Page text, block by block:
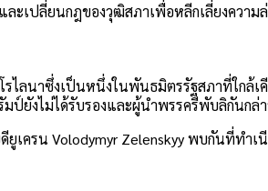
เปลี่ยนกฎของวุฒิสภาเพื่อหลีกเลี่ยงควา
ไลนาซึ่งเป็นหนึ่งในพันธมิตรรัฐสภาที่ใก
งไม่ได้รับรองและผู้นำพรรครีพับลิกันกล่า
ครน Volodymyr Zelenskyy พบกันที่ทำเ